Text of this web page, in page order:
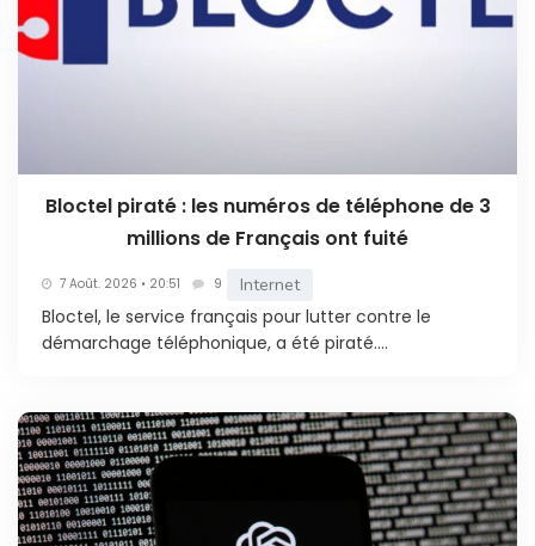
Bloctel piraté : les numéros de téléphone de 3
millions de Français ont fuité
7 Août. 2026 • 20:51 9 Internet
Bloctel, le service français pour lutter contre le
démarchage téléphonique, a été piraté....